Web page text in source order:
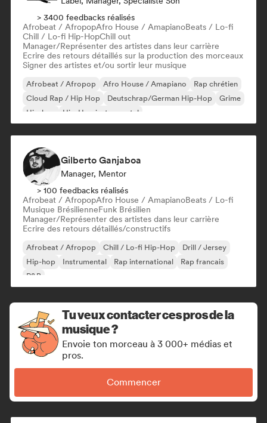
> 3400 feedbacks réalisés
Afrobeat / AfropopAfro House / AmapianoBeats / Lo-fi
Chill / Lo-fi Hip-HopChill out
Manager/Représenter des artistes dans leur carrière
Ecrire des retours détaillés sur la production des morceaux
Signer des artistes et/ou sortir leur musique
Afrobeat / Afropop Afro House / Amapiano
Rap chrétien
Cloud Rap / Hip Hop
Deutschrap/German Hip-Hop
Grime
Hip-hop
Hip-Hop instrumental
Gilberto Ganjaboa
Manager, Mentor
> 100 feedbacks réalisés
Afrobeat / AfropopAfro House / AmapianoBeats / Lo-fi
Musique BrésilienneFunk Brésilien
Manager/Représenter des artistes dans leur carrière
Ecrire des retours détaillés/constructifs
Afrobeat / Afropop Chill / Lo-fi Hip-Hop
Drill / Jersey
Hip-hop
Instrumental Rap international
Rap francais
R&B
Tu veux contacter ces pros de la
musique ?
Envoie ton morceau à 3 000+ médias et
pros.
Commencer